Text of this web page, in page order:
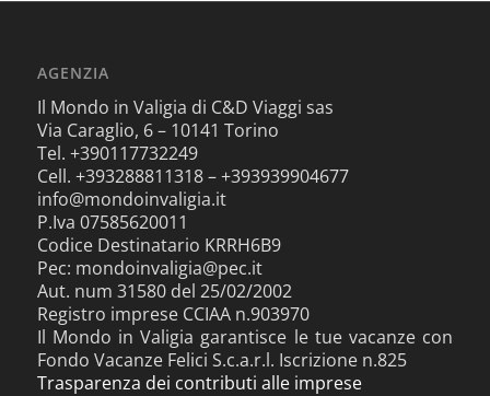
AGENZIA
Il Mondo in Valigia di C&D Viaggi sas
Via Caraglio, 6 – 10141 Torino
Tel. +390117732249
Cell. +393288811318 – +393939904677
info@mondoinvaligia.it
P.Iva 07585620011
Codice Destinatario KRRH6B9
Pec: mondoinvaligia@pec.it
Aut. num 31580 del 25/02/2002
Registro imprese CCIAA n.903970
Il Mondo in Valigia garantisce le tue vacanze con
Fondo Vacanze Felici S.c.a.r.l. Iscrizione n.825
Trasparenza dei contributi alle imprese